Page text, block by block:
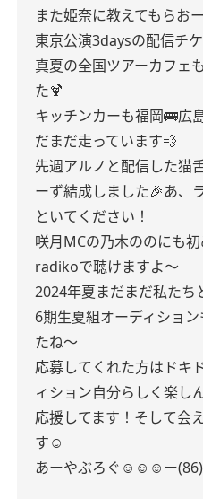
また姫奈に教えてもらおー
東京公演3daysの配信チ
真夏の全国ツアーカフェ
た🍹
キッチンカーも福岡🚌広
だまだ走っています💨
先週アルノと配信した猫
ーず結成しました🎉あ、
といてください！
咲月MCの乃木ののにも
radikoで聴けますよ〜
2024年夏まだまだ私たち
6期生夏組オーディショ
たね〜
応募してくれた方はドキ
ィション自分らしく楽し
応援してます！そして会
す☺︎
あーやぶろぐ☺︎☺︎☺︎ー(86)